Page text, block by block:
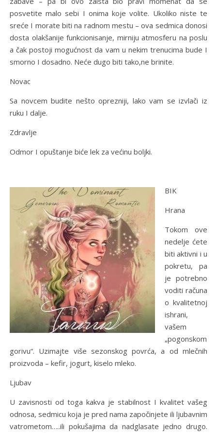
posvetite malo sebi I onima koje volite. Ukoliko niste te
sreće I morate biti na radnom mestu – ova sedmica donosi
dosta olakšanije funkcionisanje, mirniju atmosferu na poslu
a čak postoji mogućnost da vam u nekim trenucima bude I
smorno I dosadno. Neće dugo biti tako,ne brinite.
Novac
Sa novcem budite nešto oprezniji, lako vam se izvlači iz
ruku I dalje.
Zdravlje
Odmor I opuštanje biće lek za većinu boljki.
BIK
Hrana
Tokom ove
nedelje ćete
biti aktivni i u
pokretu, pa
je potrebno
voditi računa
o kvalitetnoj
ishrani,
vašem
„pogonskom
gorivu“. Uzimajte više sezonskog povrća, a od mlečnih
proizvoda – kefir, jogurt, kiselo mleko.
Ljubav
U zavisnosti od toga kakva je stabilnost I kvalitet vašeg
odnosa, sedmicu koja je pred nama započinjete ili ljubavnim
vatrometom…..ili pokušajima da nadglasate jedno drugo.